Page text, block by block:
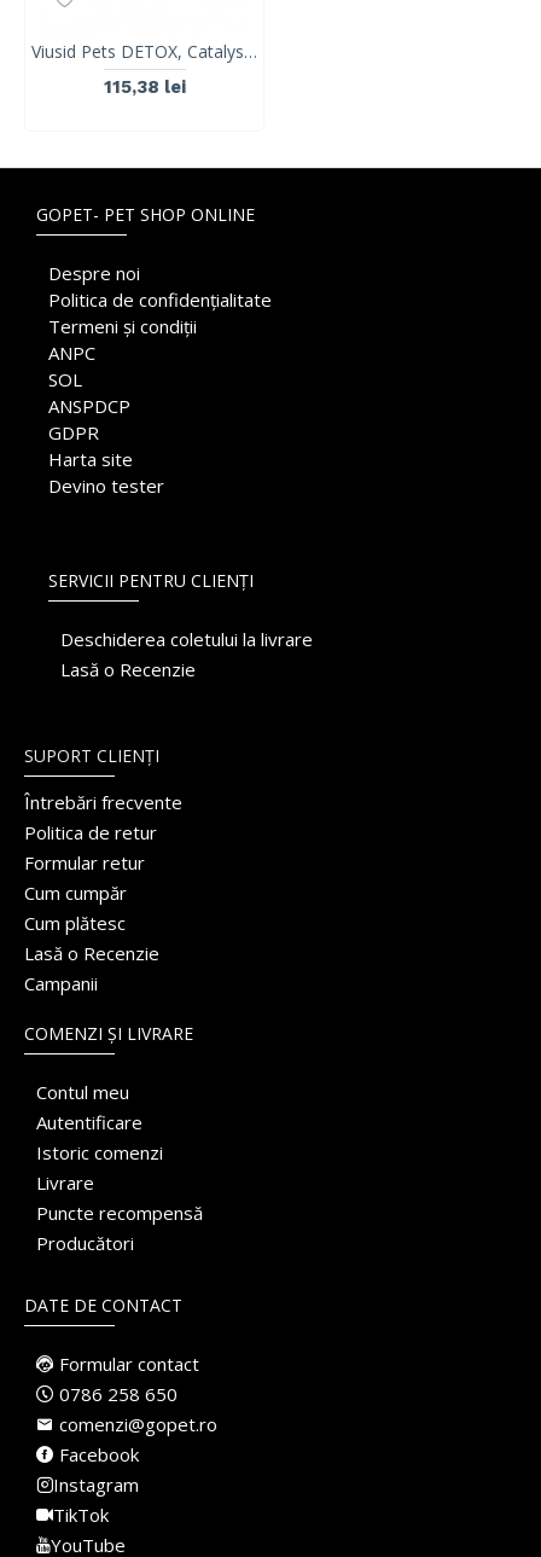
Viusid Pets DETOX, Catalysis, 150ml
115,38 lei
GOPET- PET SHOP ONLINE
Despre noi
Politica de confidențialitate
Termeni și condiții
ANPC
SOL
ANSPDCP
GDPR
Harta site
Devino tester
SERVICII PENTRU CLIENȚI
Deschiderea coletului la livrare
Lasă o Recenzie
SUPORT CLIENȚI
Întrebări frecvente
Politica de retur
Formular retur
Cum cumpăr
Cum plătesc
Lasă o Recenzie
Campanii
COMENZI ȘI LIVRARE
Contul meu
Autentificare
Istoric comenzi
Livrare
Puncte recompensă
Producători
DATE DE CONTACT
Formular contact
0786 258 650
comenzi@gopet.ro
Facebook
Instagram
TikTok
YouTube